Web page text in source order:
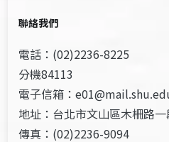
聯絡我們
電話：(02)2236-8225
分機84113
電子信箱：
地址：台北市文山區木柵路
傳真：(02)2236-9094